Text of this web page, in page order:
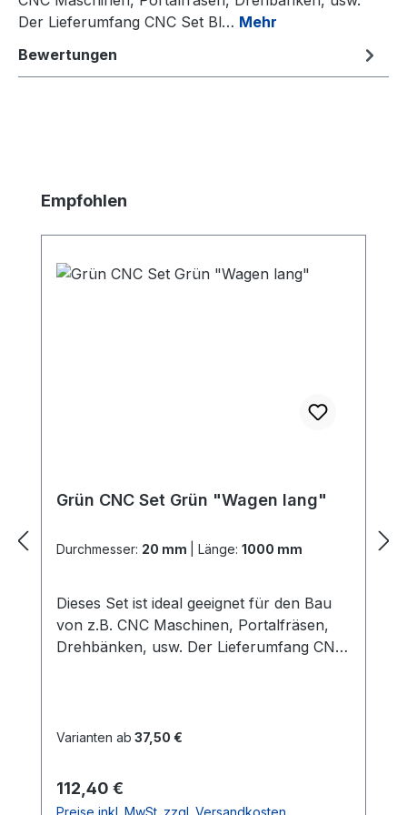
Der Lieferumfang CNC Set Bl… Mehr
Bewertungen
Produktgalerie überspringen
Empfohlen
Grün CNC Set Grün "Wagen lang"
Durchmesser: 20 mm Länge: 1000 mm
Dieses Set ist ideal geeignet für den Bau
von z.B. CNC Maschinen, Portalfräsen,
Drehbänken, usw. Der Lieferumfang CNC
60 HRC 2x ALU -
(dieses ist die stabilere
Varianten ab 37,50 €
Regulärer Preis:
112,40 €
Preise inkl. MwSt. zzgl. Versandkosten